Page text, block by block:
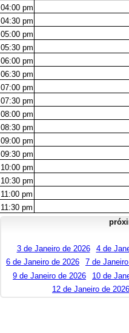
04:00 pm
04:30 pm
05:00 pm
05:30 pm
06:00 pm
06:30 pm
07:00 pm
07:30 pm
08:00 pm
08:30 pm
09:00 pm
09:30 pm
10:00 pm
10:30 pm
11:00 pm
11:30 pm
3 de Janeiro de 2026 4 de
6 de Janeiro de 2026
7 de
9 de Janeiro de 2026 10 de
12 de Janeiro de 2026